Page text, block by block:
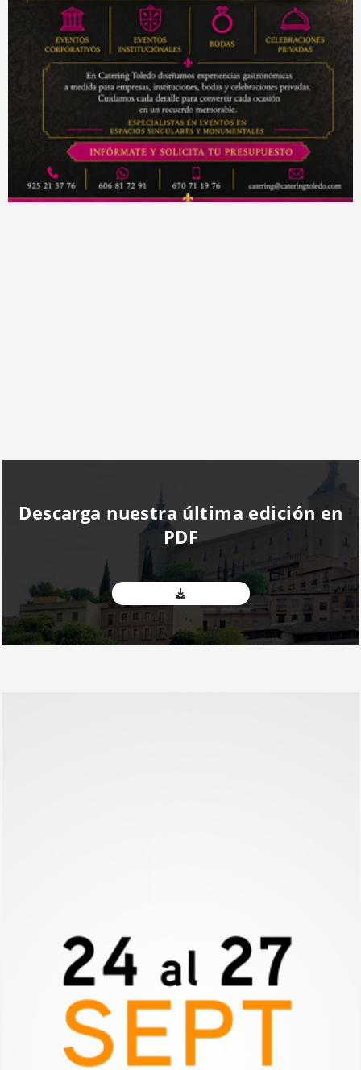
Descarga nuestra última edición en
PDF